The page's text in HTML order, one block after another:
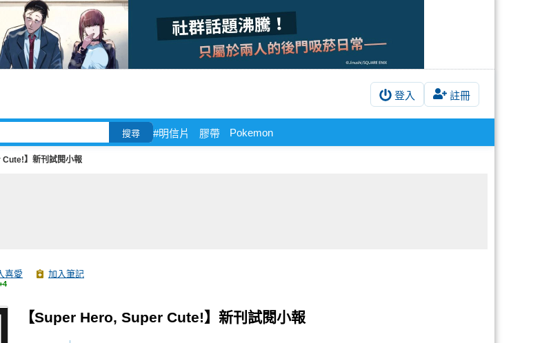
登入 註冊
搜尋 #明信片 膠帶 Pokemon
Cute!】新刊試閱小報
喜愛 加入筆記
【Super Hero, Super Cute!】新刊試閱小報